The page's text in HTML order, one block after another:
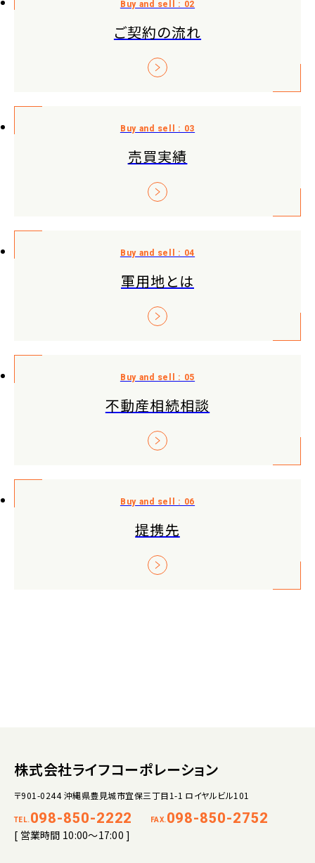
ご契約の流れ
売買実績
軍用地とは
不動産相続相談
提携先
株式会社ライフコーポレーション
〒901-0244 沖縄県豊見城市宜保三丁目1-1 ロイヤルビル101
TEL. 098-850-2222 FAX. 098-850-2752
[ 営業時間 10:00～17:00 ]